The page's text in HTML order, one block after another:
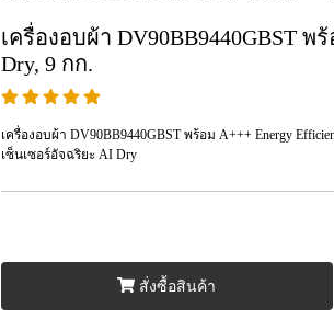
เครื่องอบผ้า DV90BB9440GBST พ
Dry, 9 กก.
เครื่องอบผ้า DV90BB9440GBST พร้อม A+++ Energy
เซ็นเซอร์อัจฉริยะ AI Dry
สั่งซื้อสินค้า